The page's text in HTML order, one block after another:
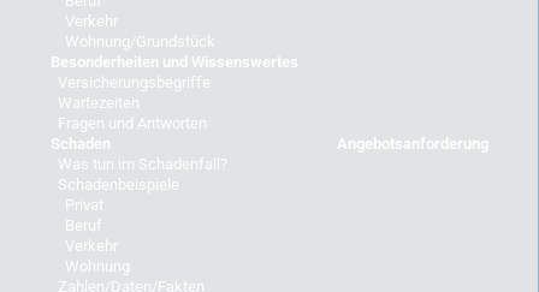
Verkehr
Wohnung/Grundstück
Besonderheiten und Wissenswertes
Versicherungsbegriffe
Wartezeiten
Fragen und Antworten
Schaden
Was tun im Schadenfall?
Schadenbeispiele
Privat
Beruf
Verkehr
Wohnung
Zahlen/Daten/Fakten
Angebotsanforderung